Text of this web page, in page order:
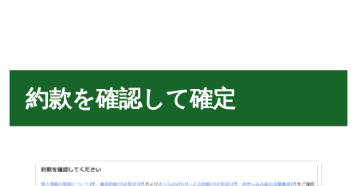
約款を確認して確定